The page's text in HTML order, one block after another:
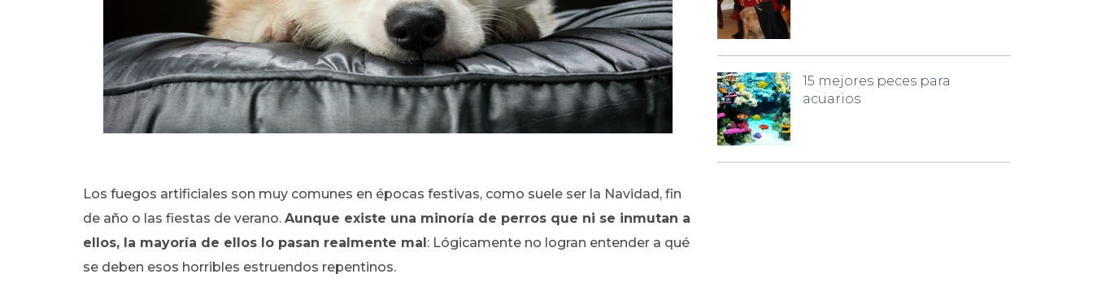
Los fuegos artificiales son muy comunes en épocas festivas, como suele ser la Navidad, fin
de año o las fiestas de verano. Aunque existe una minoría de perros que ni se inmutan a
ellos, la mayoría de ellos lo pasan realmente mal: Lógicamente no logran entender a qué
se deben esos horribles estruendos repentinos.
15 mejores peces para
acuarios